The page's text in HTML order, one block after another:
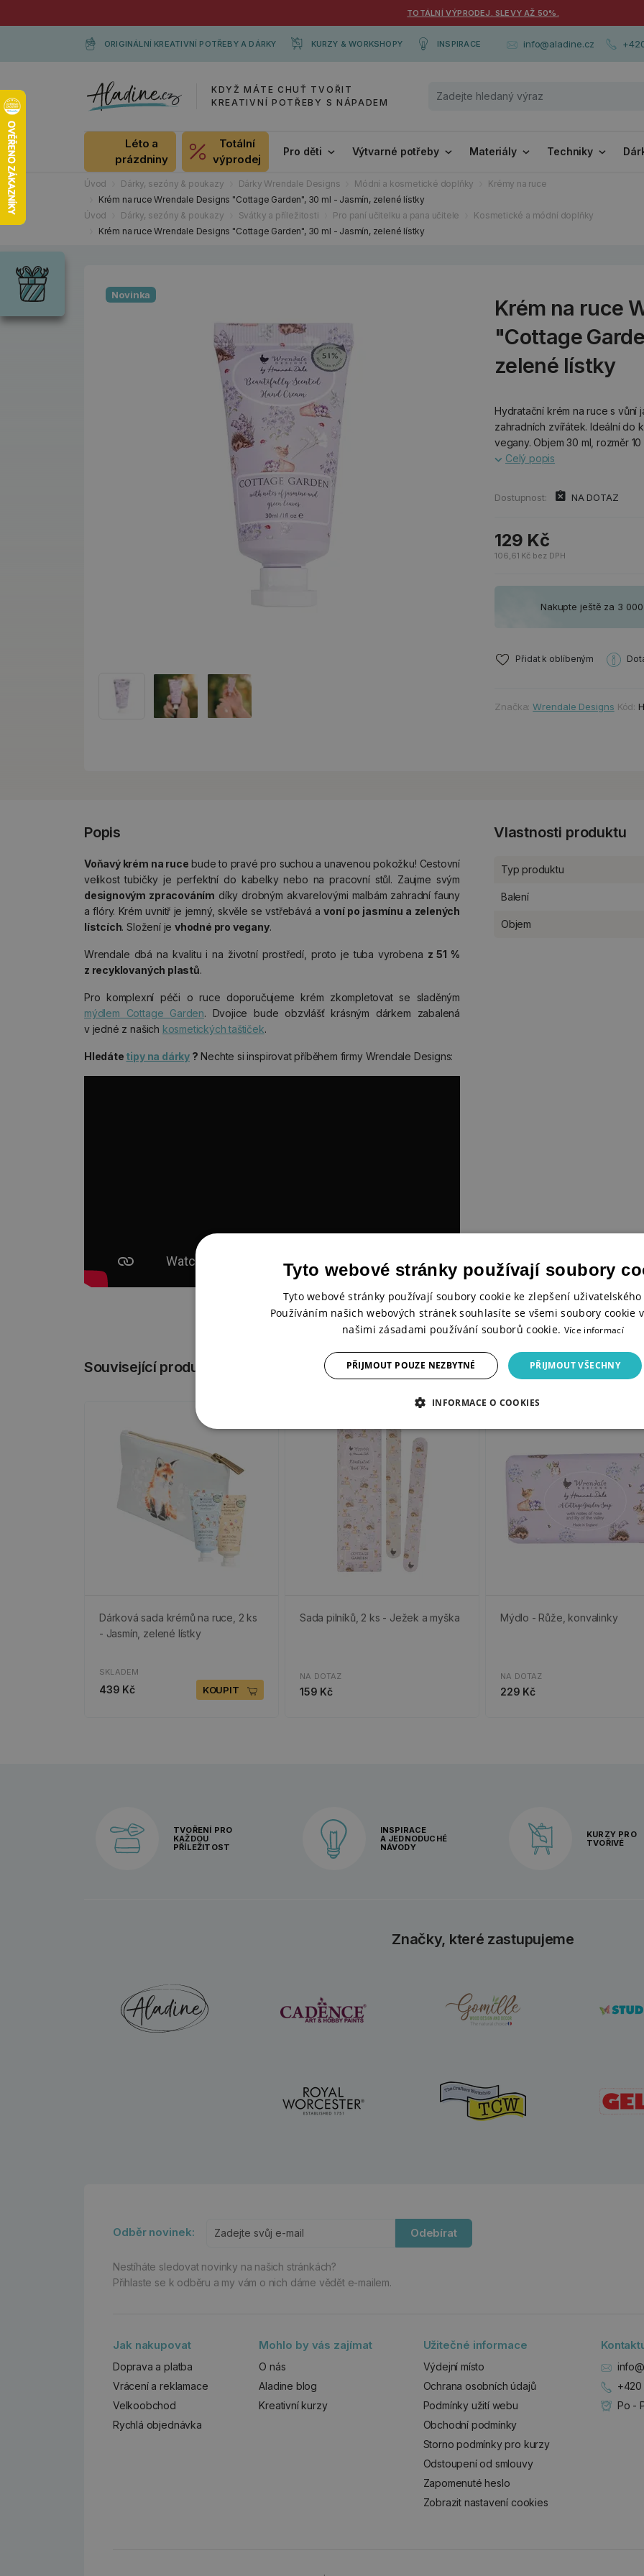
TOTÁLNÍ VÝPRODEJ. SLEVY AŽ 50%.
ORIGINÁLNÍ KREATIVNÍ POTŘEBY A DÁRKY KURZY & WORKSHOPY INSPIRACE info@aladine.cz
KDYŽ MÁTE CHUŤ TVOŘIT
KREATIVNÍ POTŘEBY S NÁPADEM
Léto a
prázdniny
Totální
výprodej
Pro děti Výtvarné potřeby Materiály Techniky
Úvod Dárky, sezóny & poukazy Dárky Wrendale Designs Módní a kosmetické doplňky
Krémy na ruce
Krém na ruce Wrendale Designs "Cottage Garden", 30 ml - Jasmín, zelené lístky
Úvod
Dárky, sezóny & poukazy Svátky a příležitosti Pro paní učitelku a pana učitele
Kosmetické a módní doplňky
Krém na ruce Wrendale Designs "Cottage Garden", 30 ml - Jasmín, zelené lístky
Krém na ruce
"Cottage
zelené lístky
Novinka
Hydratační krém na ruce s vůní
zahradních zvířátek. Ideální do
vegany. Objem 30 ml, rozměr
Celý popis
Dostupnost: NA DOTAZ
129 Kč
106,61 Kč bez DPH
Nakupte ještě za 3
Přidat k oblíbeným
Značka:Wrendale Designs Kód:
Popis
Voňavý krém na ruce bude to pravé pro suchou a unavenou pokožku! Cestovní
velikost tubičky je perfektní do kabelky nebo na pracovní stůl. Zaujme svým
designovým zpracováním díky drobným akvarelovými malbám zahradní fauny
a flóry. Krém uvnitř je jemný, skvěle se vstřebává avoní po jasmínu a zelených
lístcích. Složení je vhodné pro vegany.
Wrendale dbá na kvalitu i na životní prostředí, proto je tuba vyrobena z 51 %
z recyklovaných plastů.
Pro komplexní péči o ruce doporučujeme krém zkompletovat se sladěným
mýdlem Cottage Garden. Dvojice bude obzvlášť krásným dárkem zabalená
v jedné z našich kosmetických taštiček.
Hledáte tipy na dárky? Nechte si inspirovat příběhem firmy Wrendale Designs:
Vlastnosti produktu
Typ produktu
Balení
Objem
Související produkty
Dárková sada krémů na ruce, 2 ks
- Jasmín, zelené lístky
SKLADEM
439 Kč KOUPIT
Sada pilníků, 2 ks - Ježek a myška
NA DOTAZ
159 Kč
Mýdlo - Růže, konvalinky
NA DOTAZ
229 Kč
TVOŘENÍ PRO
KAŽDOU
PŘÍLEŽITOST
INSPIRACE
A JEDNODUCHÉ
NÁVODY
KURZY PRO
TVOŘIVÉ
Značky, které zastupujeme
Odběr novinek: Odebírat
Nestíháte sledovat novinky na našich stránkách?
Přihlaste se k odběru a my vám o nich dáme vědět e-mailem.
Jak nakupovat
Doprava a platba
Vrácení a reklamace
Velkoobchod
Rychlá objednávka
Mohlo by vás zajímat
O nás
Aladine blog
Kreativní kurzy
Užitečné informace
Výdejní místo
Ochrana osobních údajů
Podmínky užití webu
Obchodní podmínky
Storno podmínky pro kurzy
Odstoupení od smlouvy
Zapomenuté heslo
Zobrazit nastavení cookies
+420
Po -
Radost pro
Chci si vybrat
Tyto webové stránky používají soubory
Tyto webové stránky používají soubory cookie ke zlepšení
Používáním našich webových stránek souhlasíte se všemi soubory cookie
našimi zásadami používání souborů cookie. Více informací
PŘIJMOUT VŠECHNY
PŘIJMOUT POUZE NEZBYTNÉ
INFORMACE O COOKIES